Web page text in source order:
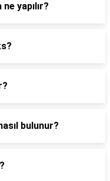
yapılır?
bulunur?